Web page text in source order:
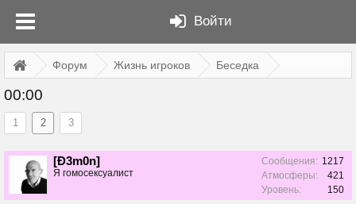
Войти
Форум Жизнь игроков Беседка
00:00
1 2 3
[Ð3m0n]
Я гомосексуалист
Сообщения: 1217
Атмосферы:
421
Уровень:
150